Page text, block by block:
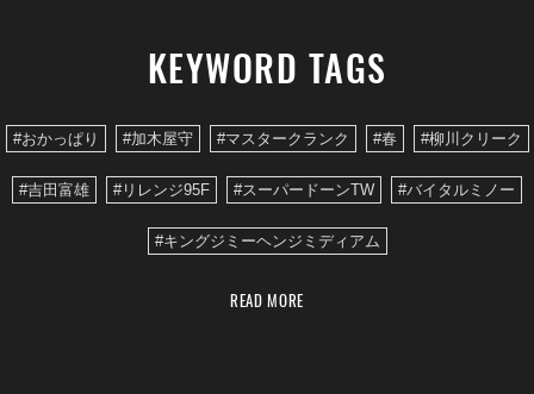
KEYWORD TAGS
#おかっぱり #加木屋守 #マスタークランク #春 #柳川クリーク
#吉田富雄 #リレンジ95F #スーパードーンTW #バイタルミノー
#キングジミーヘンジミディアム
READ MORE